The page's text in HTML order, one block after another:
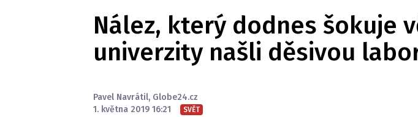
Nález, který dodnes šokuje
univerzity našli děsivou
Pavel Navrátil, Globe24.cz
1. května 2019 16:21
SVĚT